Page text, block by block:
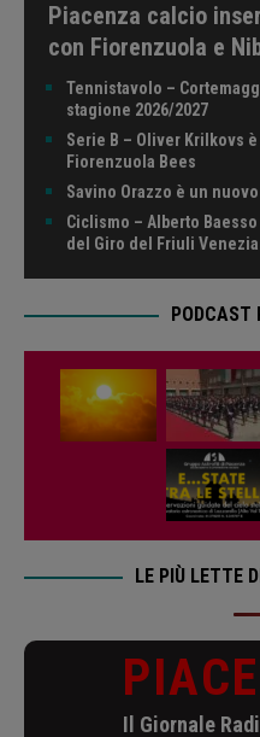
Piacenza calcio
con Fiorenzuola e
Tennistavolo –
stagione 2026/2027
Serie B – Oliver Krilkovs
Fiorenzuola Bees
Savino Orazzo è un
Ciclismo – Alberto
del Giro del Friuli
PODCAST
LE PIÙ LETTE
Il Giornale